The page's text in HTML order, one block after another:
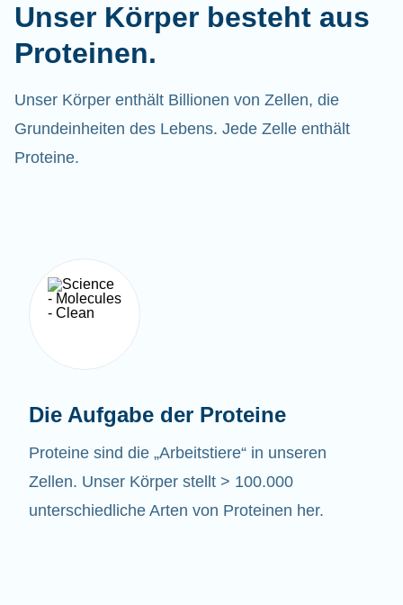
Unser Körper besteht aus
Proteinen.
Unser Körper enthält Billionen von Zellen, die
Grundeinheiten des Lebens. Jede Zelle enthält
Proteine.
Die Aufgabe der Proteine
Proteine sind die „Arbeitstiere“ in unseren
Zellen. Unser Körper stellt > 100.000
unterschiedliche Arten von Proteinen her.